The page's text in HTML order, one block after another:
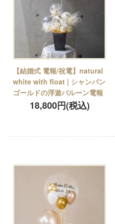
【結婚式 電報/祝電】natural
white with float | シャンパン
ゴールドの浮遊バルーン電報
18,800円(税込)